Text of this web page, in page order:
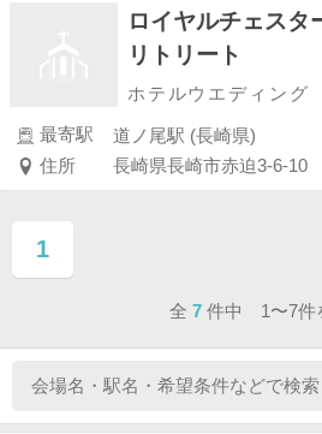
ロイヤルチェスタ
リトリート
ホテルウエディング
最寄駅
道ノ尾駅 (長崎県)
住所
長崎県長崎市赤迫3-6-10
1
ページ目
全 7 件中 1〜7件